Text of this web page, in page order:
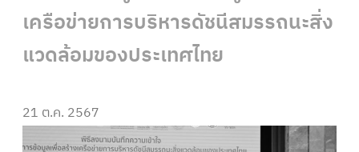
เครือข่ายการบริหารดัชนีสมรรถนะสิ่ง
แวดล้อมของประเทศไทย
21 ต.ค. 2567